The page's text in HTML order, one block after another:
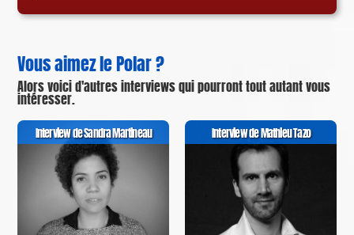
Vous aimez le Polar ?
Alors voici d'autres interviews qui pourront tout autant vous
intéresser.
Interview de Sandra Martineau Interview de Mathieu Tazo